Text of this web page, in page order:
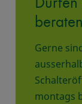
Gerne
montags